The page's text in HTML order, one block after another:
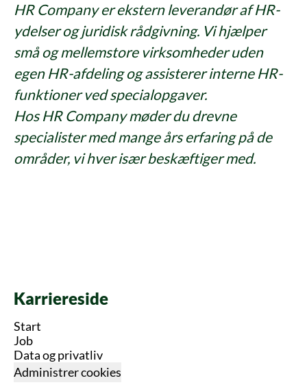
HR Company er ekstern leverandør af HR-
ydelser og juridisk rådgivning. Vi hjælper
små og mellemstore virksomheder uden
egen HR-afdeling og assisterer interne HR-
funktioner ved specialopgaver.
Hos HR Company møder du drevne
specialister med mange års erfaring på de
områder, vi hver især beskæftiger med.
Karriereside
Start
Job
Data og privatliv
Administrer cookies